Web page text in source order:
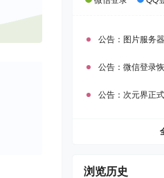
公告： 图片服务
公告： 微信登录
公告： 次元界正
浏览历史